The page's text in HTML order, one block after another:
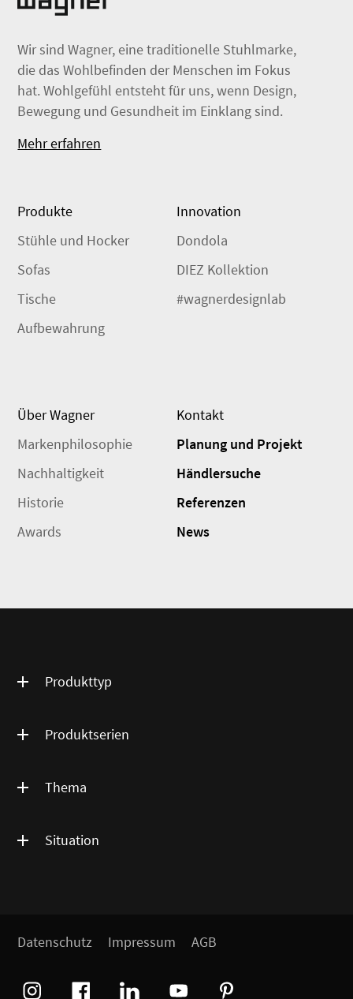
Wir sind Wagner, eine traditionelle Stuhlmarke,
die das Wohlbefinden der Menschen im Fokus
hat. Wohlgefühl entsteht für uns, wenn Design,
Bewegung und Gesundheit im Einklang sind.
Mehr erfahren
Produkte
Stühle und Hocker
Sofas
Tische
Aufbewahrung
Innovation
Dondola
DIEZ Kollektion
#wagnerdesignlab
Über Wagner
Markenphilosophie
Nachhaltigkeit
Historie
Awards
Kontakt
Planung und Projekt
Händlersuche
Referenzen
News
Produkttyp
Produktserien
Thema
Situation
Datenschutz Impressum AGB